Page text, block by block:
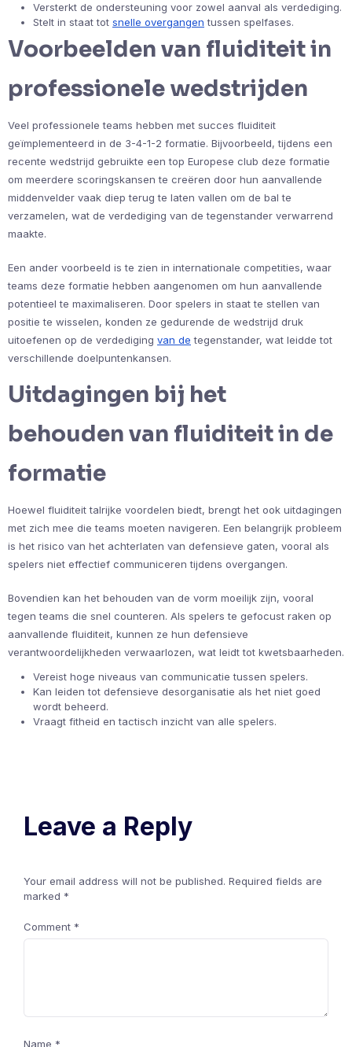
Versterkt de ondersteuning voor zowel aanval als verdediging.
Stelt in staat tot snelle overgangen tussen spelfases.
Voorbeelden van fluiditeit in
professionele wedstrijden
Veel professionele teams hebben met succes fluiditeit
geïmplementeerd in de 3-4-1-2 formatie. Bijvoorbeeld, tijdens een
recente wedstrijd gebruikte een top Europese club deze formatie
om meerdere scoringskansen te creëren door hun aanvallende
middenvelder vaak diep terug te laten vallen om de bal te
verzamelen, wat de verdediging van de tegenstander verwarrend
maakte.
Een ander voorbeeld is te zien in internationale competities, waar
teams deze formatie hebben aangenomen om hun aanvallende
potentieel te maximaliseren. Door spelers in staat te stellen van
positie te wisselen, konden ze gedurende de wedstrijd druk
uitoefenen op de verdediging van de tegenstander, wat leidde tot
verschillende doelpuntenkansen.
Uitdagingen bij het
behouden van fluiditeit in de
formatie
Hoewel fluiditeit talrijke voordelen biedt, brengt het ook uitdagingen
met zich mee die teams moeten navigeren. Een belangrijk probleem
is het risico van het achterlaten van defensieve gaten, vooral als
spelers niet effectief communiceren tijdens overgangen.
Bovendien kan het behouden van de vorm moeilijk zijn, vooral
tegen teams die snel counteren. Als spelers te gefocust raken op
aanvallende fluiditeit, kunnen ze hun defensieve
verantwoordelijkheden verwaarlozen, wat leidt tot kwetsbaarheden.
Vereist hoge niveaus van communicatie tussen spelers.
Kan leiden tot defensieve desorganisatie als het niet goed
wordt beheerd.
Vraagt fitheid en tactisch inzicht van alle spelers.
Leave a Reply
Your email address will not be published. Required fields are
marked *
Comment *
Name *